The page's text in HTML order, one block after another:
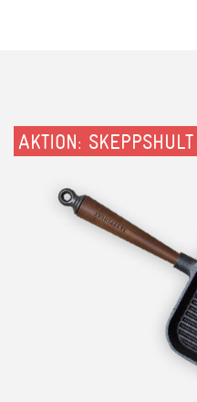
AKTION: